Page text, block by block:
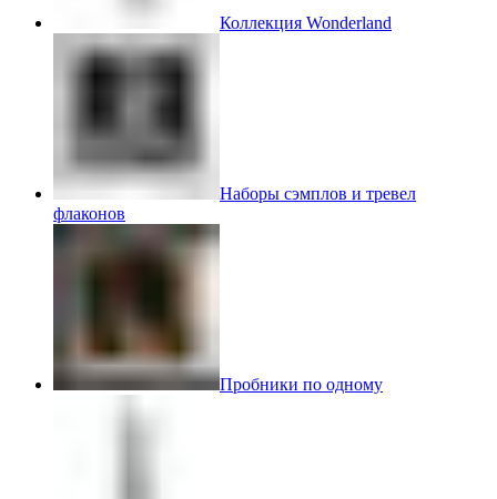
Коллекция Wonderland
Наборы сэмплов и тревел
флаконов
Пробники по одному